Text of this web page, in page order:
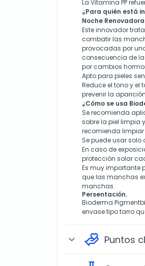
La Vitamina PP
¿Para quién está
Noche
Este innovador
combatir las
provocadas por
consecuencia de
por cambios
Apto para pieles
Reduce el tono y
prevenir la
¿Cómo se usa
Se recomienda
sobre la piel limpia
recomienda limpiar
Se puede usar
En caso de
protección solar
Es muy importante
que las manchas
manchas.
Persentación.
Bioderma
envase tipo tarro
expand_more Puntos